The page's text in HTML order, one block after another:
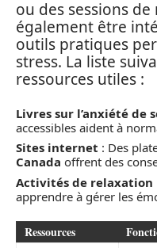
ou des sessions
également être
outils pratiques
stress. La liste
ressources utiles :
Livres sur l’anxiété de
accessibles aident à
Sites internet : Des
Canada offrent des
Activités de relaxation
apprendre à gérer les
Ressources